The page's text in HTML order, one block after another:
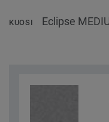
KUOSI Eclipse